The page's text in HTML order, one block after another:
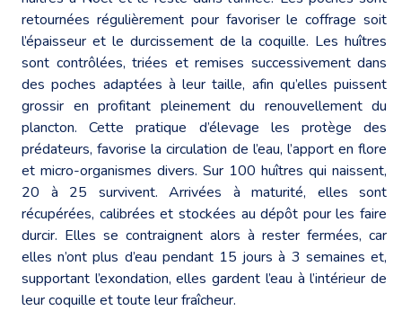
retournées régulièrement pour favoriser le coffrage soit
l’épaisseur et le durcissement de la coquille. Les huîtres
sont contrôlées, triées et remises successivement dans
des poches adaptées à leur taille, afin qu’elles puissent
grossir en profitant pleinement du renouvellement du
plancton. Cette pratique d’élevage les protège des
prédateurs, favorise la circulation de l’eau, l’apport en flore
et micro-organismes divers. Sur 100 huîtres qui naissent,
20 à 25 survivent. Arrivées à maturité, elles sont
récupérées, calibrées et stockées au dépôt pour les faire
durcir. Elles se contraignent alors à rester fermées, car
elles n’ont plus d’eau pendant 15 jours à 3 semaines et,
supportant l’exondation, elles gardent l’eau à l’intérieur de
leur coquille et toute leur fraîcheur.